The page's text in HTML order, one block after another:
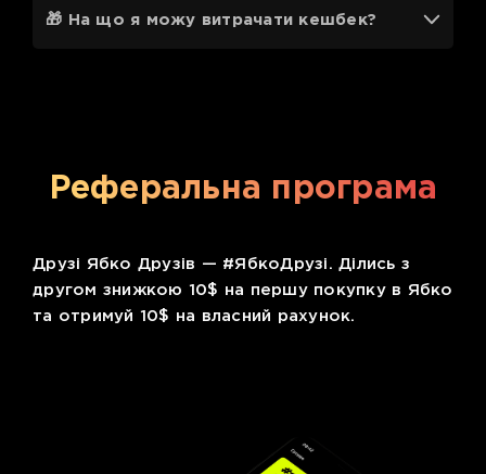
🎁 На що я можу витрачати кешбек?
Реферальна програма
Друзі Ябко Друзів — #ЯбкоДрузі. Ділись з
другом знижкою 10$ на першу покупку в Ябко
та отримуй 10$ на власний рахунок.